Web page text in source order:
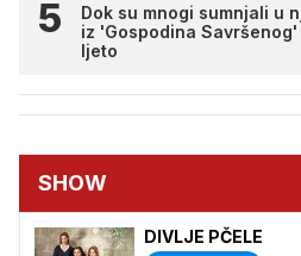
Dok su mnogi sumnjali u
iz 'Gospodina
ljeto
SHOW
DIVLJE PČELE